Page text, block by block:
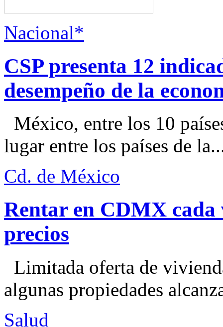
Nacional*
CSP presenta 12
desempeño de la
México, entre los 10
lugar entre los países de
Cd. de México
Rentar en CDMX cada
precios
Limitada oferta de
algunas propiedades
Salud